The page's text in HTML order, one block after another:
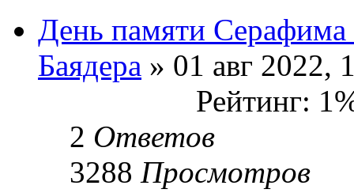
День памяти Серафима
Баядера » 01 авг 2022,
Рейтинг:
2 Ответов
3288 Просмотров